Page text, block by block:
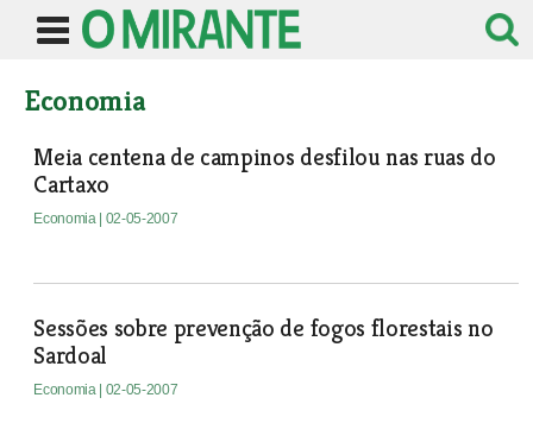
Economia
Meia centena de campinos desfilou nas ruas do
Cartaxo
Economia | 02-05-2007
Sessões sobre prevenção de fogos florestais no
Sardoal
Economia | 02-05-2007